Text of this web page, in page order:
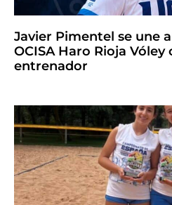
Javier Pimentel se une
OCISA Haro Rioja
entrenador